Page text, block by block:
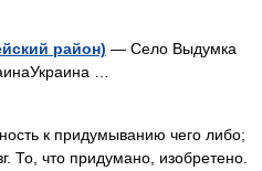
район) — Село Выдумка
…
к придумыванию чего либо;
То, что придумано, изобретено.